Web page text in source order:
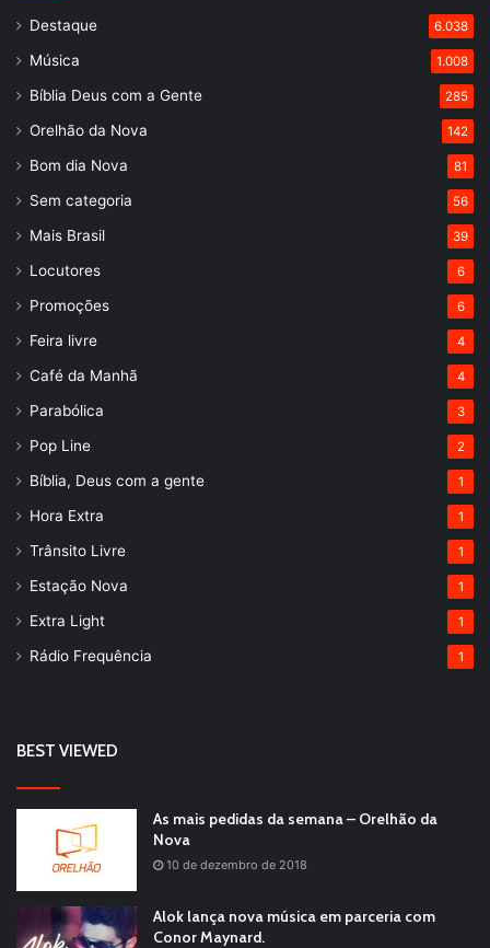
Destaque 6.038
Música 1.008
Bíblia Deus com a Gente 285
Orelhão da Nova 142
Bom dia Nova 81
Sem categoria 56
Mais Brasil 39
Locutores 6
Promoções 6
Feira livre 4
Café da Manhã 4
Parabólica 3
Pop Line 2
Bíblia, Deus com a gente 1
Hora Extra 1
Trânsito Livre 1
Estação Nova 1
Extra Light 1
Rádio Frequência 1
BEST VIEWED
As mais pedidas da semana – Orelhão da
Nova
10 de dezembro de 2018
Alok lança nova música em parceria com
Conor Maynard.